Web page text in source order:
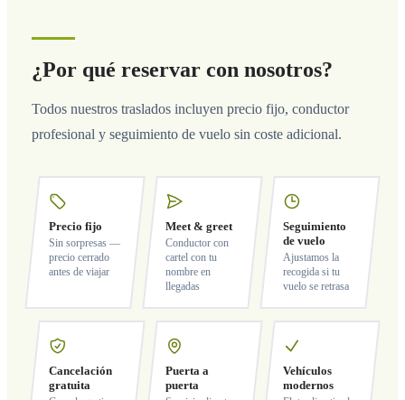
¿Por qué reservar con nosotros?
Todos nuestros traslados incluyen precio fijo, conductor
profesional y seguimiento de vuelo sin coste adicional.
Precio fijo
Sin sorpresas —
precio cerrado
antes de viajar
Meet & greet
Conductor con
cartel con tu
nombre en
llegadas
Seguimiento
de vuelo
Ajustamos la
recogida si tu
vuelo se retrasa
Cancelación
gratuita
Puerta a
puerta
Vehículos
modernos